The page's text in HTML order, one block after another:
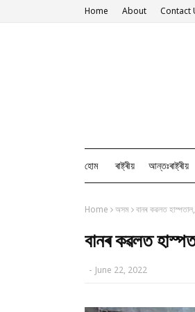
Home About Contact
হোম ৰাষ্ট্ৰীয় আন্তঃৰাষ্ট্ৰীয়
Home অসম বানৰ কৱলত
বানৰ কৱলত
- June 22, 2022